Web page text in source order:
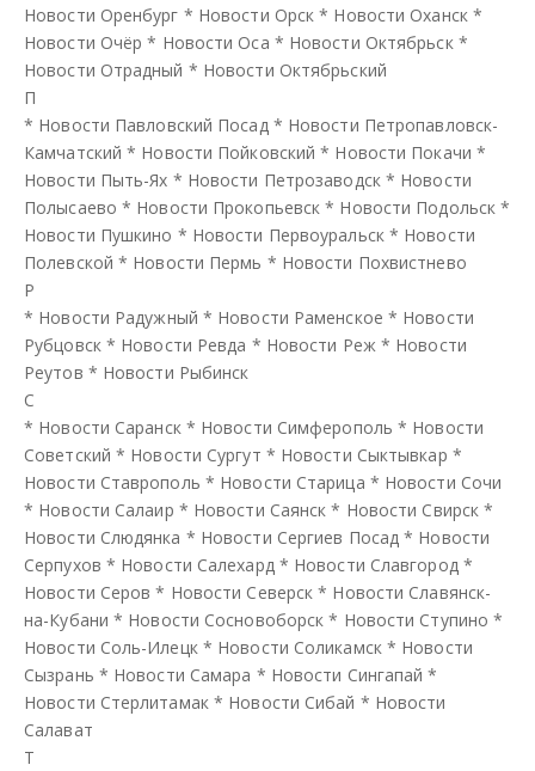
Новости Оренбург * Новости Орск * Новости Оханск*
Новости Очёр * Новости Оса * Новости Октябрьск*
Новости Отрадный * Новости Октябрьский
П
* Новости Павловский Посад* Новости Петропавловск-
Камчатский * Новости Пойковский * Новости Покачи *
Новости Пыть-Ях * Новости Петрозаводск* Новости
Полысаево * Новости Прокопьевск * Новости Подольск *
Новости Пушкино * Новости Первоуральск* Новости
Полевской * Новости Пермь * Новости Похвистнево
Р
* Новости Радужный * Новости Раменское * Новости
Рубцовск* Новости Ревда * Новости Реж* Новости
Реутов * Новости Рыбинск
С
* Новости Саранск* Новости Симферополь * Новости
Советский * Новости Сургут * Новости Сыктывкар *
Новости Ставрополь * Новости Старица * Новости Сочи
* Новости Салаир * Новости Саянск * Новости Свирск *
Новости Слюдянка * Новости Сергиев Посад * Новости
Серпухов * Новости Салехард* Новости Славгород*
Новости Серов * Новости Северск * Новости Славянск-
на-Кубани * Новости Сосновоборск * Новости Ступино *
Новости Соль-Илецк* Новости Соликамск* Новости
Сызрань * Новости Самара * Новости Сингапай *
Новости Стерлитамак* Новости Сибай * Новости
Салават
Т